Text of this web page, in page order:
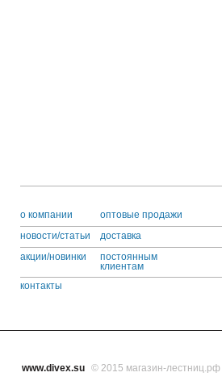
o компании
новости/статьи
акции/новинки
контакты
оптовые продажи
доставка
постоянным
клиентам
www.divex.su © 2015 магазин-лестниц.рф